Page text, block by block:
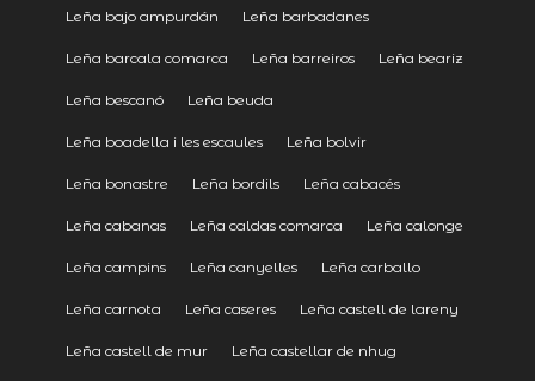
Leña bajo ampurdán Leña barbadanes
Leña barcala comarca Leña barreiros Leña beariz
Leña bescanó Leña beuda
Leña boadella i les escaules Leña bolvir
Leña bonastre Leña bordils Leña cabacés
Leña cabanas Leña caldas comarca Leña calonge
Leña campins Leña canyelles Leña carballo
Leña carnota Leña caseres Leña castell de lareny
Leña castell de mur Leña castellar de nhug